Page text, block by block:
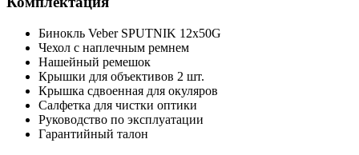
Бинокль Veber SPUTNIK 12х50G
Чехол с наплечным ремнем
Нашейный ремешок
Крышки для объективов 2 шт.
Крышка сдвоенная для окуляров
Салфетка для чистки оптики
Руководство по эксплуатации
Гарантийный талон